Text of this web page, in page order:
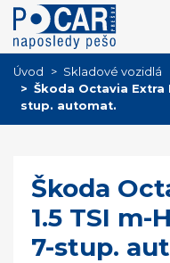
Úvod
Skladové vozidlá
Škoda Octavia Extra
stup. automat.
Škoda
1.5 TSI m-
7-stup.